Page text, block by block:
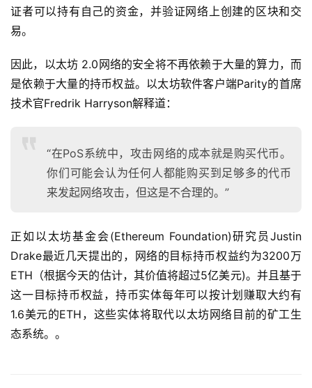
证者可以持有自己的资金，并验证网络上创建的区块和交
易。
因此，以太坊 2.0网络的安全将不再依赖于大量的算力，而
是依赖于大量的持币权益。以太坊软件客户端Parity的首席
技术官Fredrik Harryson解释道：
“在PoS系统中，攻击网络的成本就是购买代币。
你们可能会认为任何人都能购买到足够多的代币
来发起网络攻击，但这是不合理的。”
正如以太坊基金会(Ethereum Foundation)研究员Justin
Drake最近几天提出的，网络的目标持币权益约为3200万
ETH（根据今天的估计，其价值将超过5亿美元)。并且基于
这一目标持币权益，持币实体每年可以按计划赚取大约有
1.6美元的ETH，这些实体将取代以太坊网络目前的矿工生
态系统。。